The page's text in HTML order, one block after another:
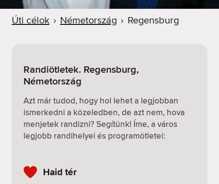
Úti célok › Németország › Regensburg
Randiötletek. Regensburg,
Németország
Azt már tudod, hogy hol lehet a legjobban
ismerkedni a közeledben, de azt nem, hova
menjetek randizni? Segítünk! Íme, a város
legjobb randihelyei és programötletei:
Haid tér